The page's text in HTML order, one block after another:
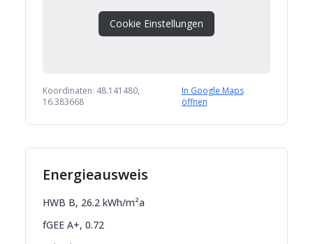
Cookie Einstellungen
Koordinaten: 48.141480,
16.383668
In Google Maps
öffnen
Energieausweis
HWB B, 26.2 kWh/m²a
fGEE A+, 0.72